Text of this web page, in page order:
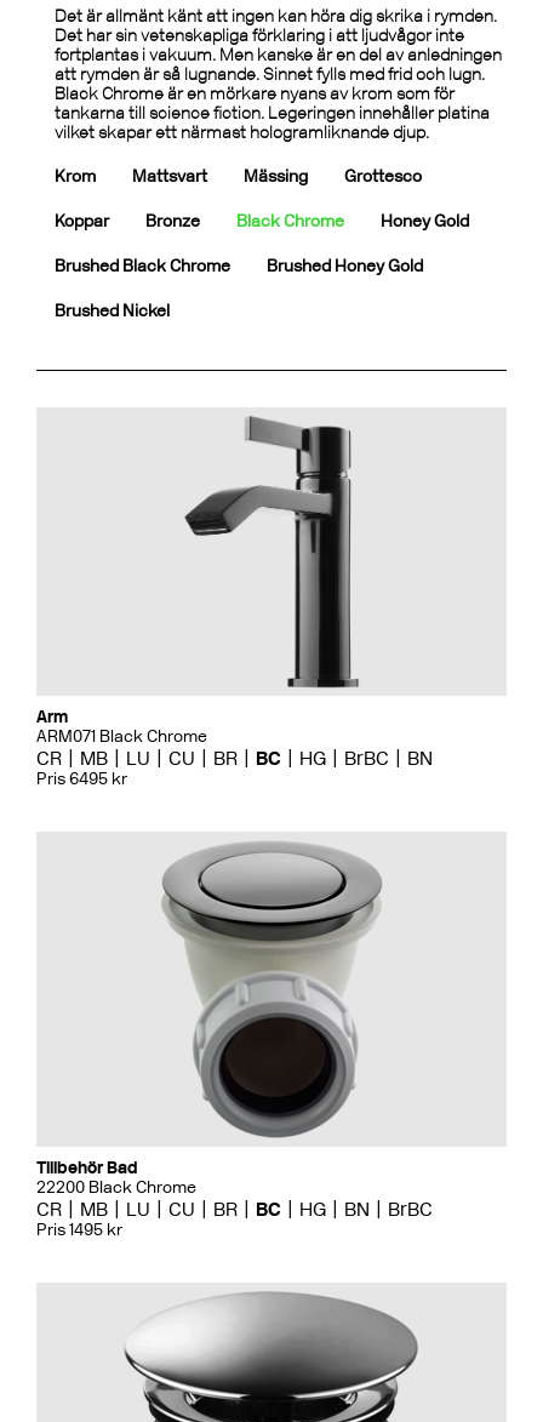
Det är allmänt känt att ingen kan höra dig skrika i rymden.
Det har sin vetenskapliga förklaring i att ljudvågor inte
fortplantas i vakuum. Men kanske är en del av anledningen
att rymden är så lugnande. Sinnet fylls med frid och lugn.
Black Chrome är en mörkare nyans av krom som för
tankarna till science fiction. Legeringen innehåller platina
vilket skapar ett närmast hologramliknande djup.
Krom Mattsvart Mässing Grottesco
Koppar Bronze Black Chrome Honey Gold
Brushed Black Chrome Brushed Honey Gold
Brushed Nickel
Arm
ARM071 Black Chrome
CR MB LU CU BR BC HG BrBC BN
Pris 6495 kr
Tillbehör Bad
22200 Black Chrome
CR MB LU CU BR BC HG BN BrBC
Pris 1495 kr